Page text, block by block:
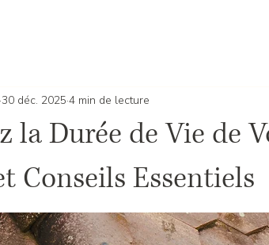
la Durée de Vie de
Conseils Essentiels
30 déc. 2025 4 min de lecture